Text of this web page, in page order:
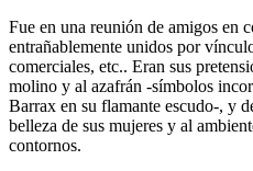
Fue en una reunión de amigos en
entrañablemente unidos por
comerciales, etc.. Eran sus
molino y al azafrán -símbolos
Barrax en su flamante escudo-, y
belleza de sus mujeres y al
contornos.